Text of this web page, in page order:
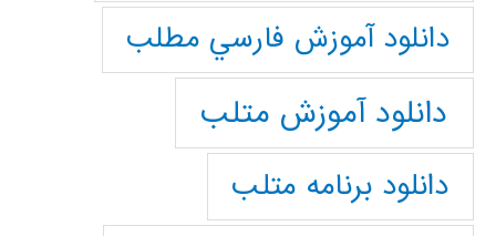
دانلود آموزش فارسي مطلب
دانلود آموزش متلب
دانلود برنامه متلب